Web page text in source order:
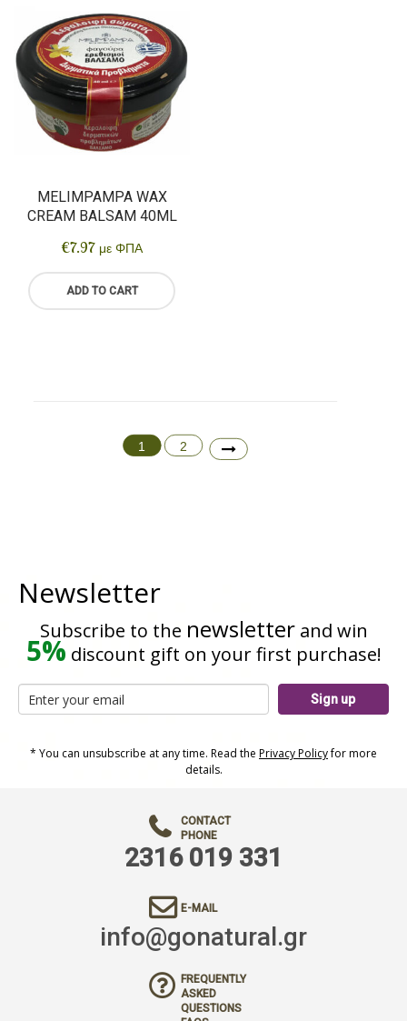
MELIMPAMPA WAX
CREAM BALSAM 40ML
€7.97 με ΦΠΑ
ADD TO CART
1 2
Newsletter
Subscribe to the newsletterand win
5% discount gift on your first purchase!
Sign up
* You can unsubscribe at any time. Read the Privacy Policyfor more
details.
CONTACT
PHONE
2316 019 331
E-MAIL
info@gonatural.gr
FREQUENTLY
ASKED
QUESTIONS